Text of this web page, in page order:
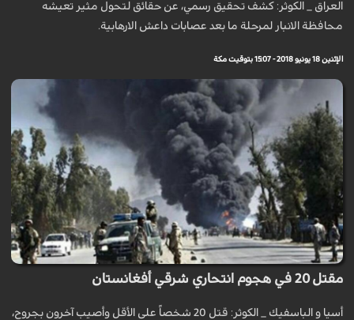
العراق _ الكوثر: كشف تحقيق رسمي، عن حقائق لتحول مثير تعيشه
محافظة الانبار لمرحلة ما بعد عصابات داعش الارهابية.
الإثنين 18 يونيو 2018 - 15:07 بتوقيت مكة
مقتل 20 في هجوم انتحاري شرقي أفغانستان
أسيا و الباسفيك _ الكوثر: قتل 20 شخصاً على الأقل وأصيب آخرون بجروح،